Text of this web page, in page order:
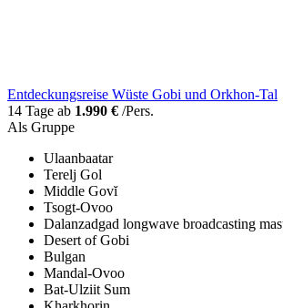
Entdeckungsreise Wüste Gobi und Orkhon-Tal
14 Tage ab 1.990 € /Pers.
Als Gruppe
Ulaanbaatar
Terelj Gol
Middle Govĭ
Tsogt-Ovoo
Dalanzadgad longwave broadcasting
Desert of Gobi
Bulgan
Mandal-Ovoo
Bat-Ulziit Sum